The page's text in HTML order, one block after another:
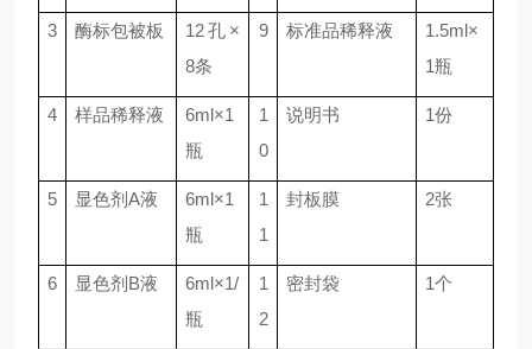
3 酶标包被板 12孔×
8条
9 标准品稀释液 1.5ml×
1瓶
4 样品稀释液 6ml×1
瓶
1
0
说明书 1份
5 显色剂A液 6ml×1
瓶
1
1
封板膜 2张
6 显色剂 B液 6ml×1/
瓶
1
2
密封袋 1个